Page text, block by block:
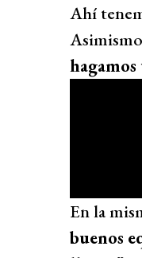
Ahí
En la
buenos